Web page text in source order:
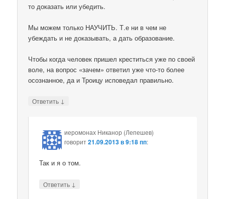
то доказать или убедить.
Мы можем только НАУЧИТЬ. Т.е ни в чем не
убеждать и не доказывать, а дать образование.
Чтобы когда человек пришел креститься уже по своей
воле, на вопрос «зачем» ответил уже что-то более
осознанное, да и Троицу исповедал правильно.
Ответить ↓
иеромонах Никанор (Лепешев)
говорит21.09.2013 в 9:18 пп:
Так и я о том.
Ответить ↓